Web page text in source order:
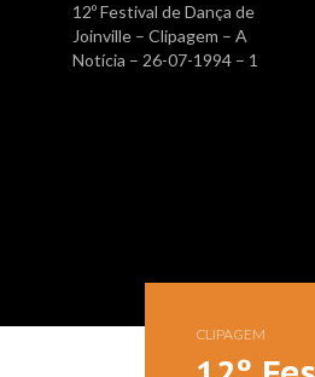
12º Festival de Dança de
Joinville – Clipagem – A
Notícia – 26-07-1994 – 1
CLIPAGEM